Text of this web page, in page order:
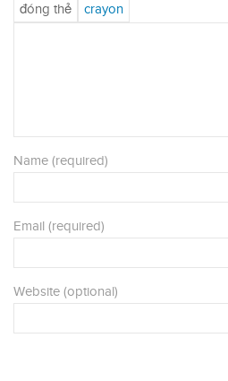
Name (required)
Email (required)
Website (optional)